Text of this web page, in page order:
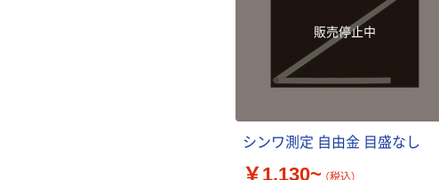
販売停止中
シンワ測定 自由金 目盛なし
￥1,130~